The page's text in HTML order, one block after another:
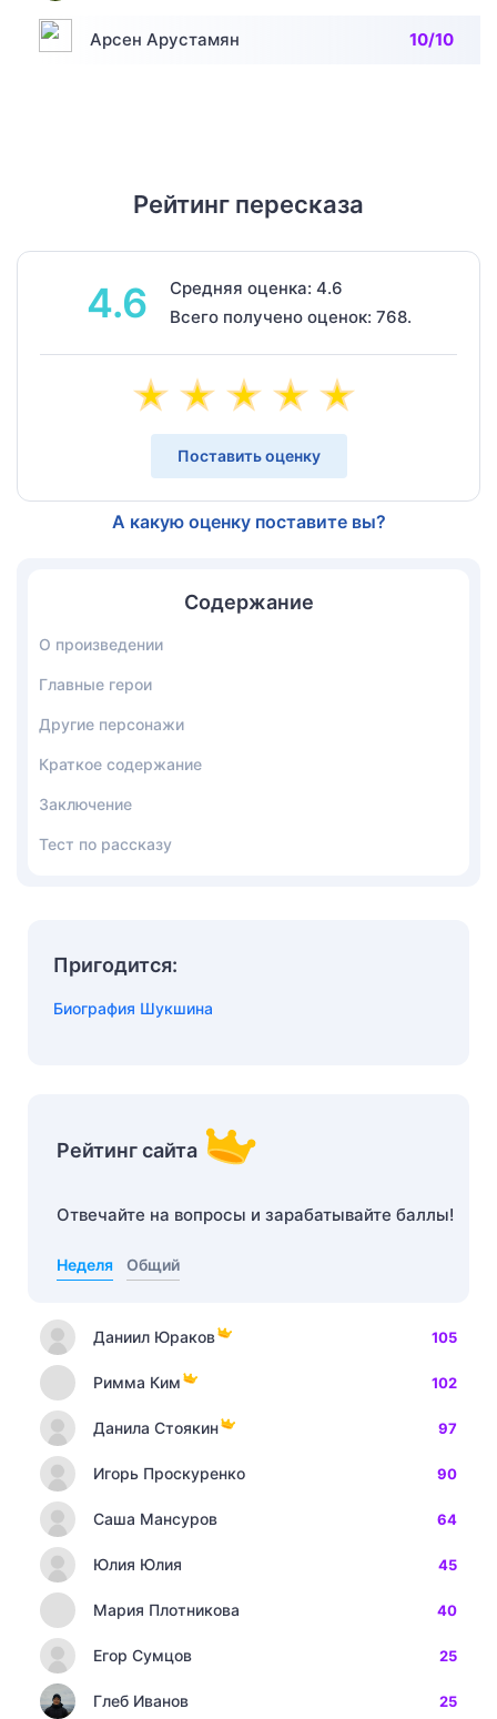
Арсен Арустамян 10/10
Рейтинг пересказа
4.6
Средняя оценка: 4.6
Всего получено оценок: 768.
Поставить оценку
А какую оценку поставите вы?
Содержание
О произведении
Главные герои
Другие персонажи
Краткое содержание
Заключение
Тест по рассказу
Пригодится:
Биография Шукшина
Рейтинг сайта
Отвечайте на вопросы и зарабатывайте баллы!
Неделя Общий
Даниил Юраков 105
Римма Ким 102
Данила Стоякин 97
Игорь Проскуренко 90
Саша Мансуров 64
Юлия Юлия 45
Мария Плотникова 40
Егор Сумцов 25
Глеб Иванов 25